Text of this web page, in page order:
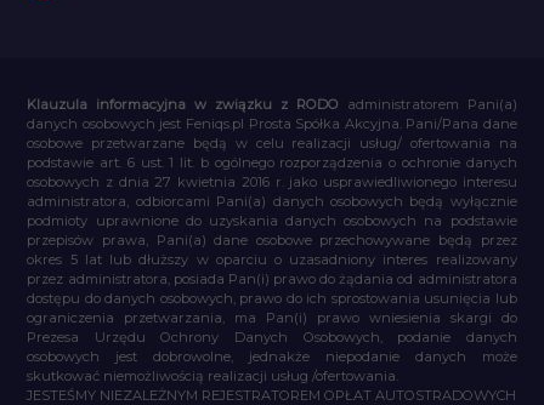
Klauzula informacyjna w związku z RODO administratorem Pani(a)
danych osobowych jest Feniqs.pl Prosta Spółka Akcyjna. Pani/Pana dane
osobowe przetwarzane będą w celu realizacji usług/ ofertowania na
podstawie art. 6 ust. 1 lit. b ogólnego rozporządzenia o ochronie danych
osobowych z dnia 27 kwietnia 2016 r. jako usprawiedliwionego interesu
administratora, odbiorcami Pani(a) danych osobowych będą wyłącznie
podmioty uprawnione do uzyskania danych osobowych na podstawie
przepisów prawa, Pani(a) dane osobowe przechowywane będą przez
okres 5 lat lub dłuższy w oparciu o uzasadniony interes realizowany
przez administratora, posiada Pan(i) prawo do żądania od administratora
dostępu do danych osobowych, prawo do ich sprostowania usunięcia lub
ograniczenia przetwarzania, ma Pan(i) prawo wniesienia skargi do
Prezesa Urzędu Ochrony Danych Osobowych, podanie danych
osobowych jest dobrowolne, jednakże niepodanie danych może
skutkować niemożliwością realizacji usług /ofertowania.
JESTEŚMY NIEZALEŻNYM REJESTRATOREM OPŁAT AUTOSTRADOWYCH